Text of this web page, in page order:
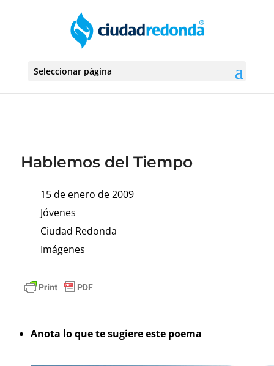
Seleccionar página
Hablemos del Tiempo
15 de enero de 2009
Jóvenes
Ciudad Redonda
Imágenes
Anota lo que te sugiere este poema